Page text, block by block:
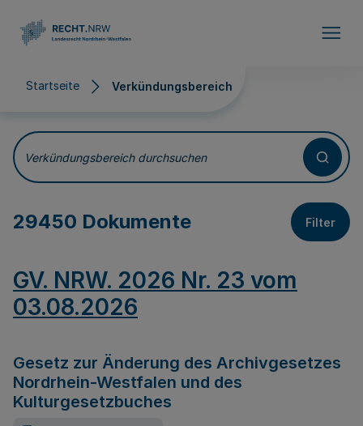
Startseite Verkündungsbereich
Verkündungsbereich
Verkündungsbereich durchsuchen
29450 Dokumente Filter
GV. NRW. 2026 Nr. 23 vom
03.08.2026
Gesetz zur Änderung des Archivgesetzes
Nordrhein-Westfalen und des
Kulturgesetzbuches